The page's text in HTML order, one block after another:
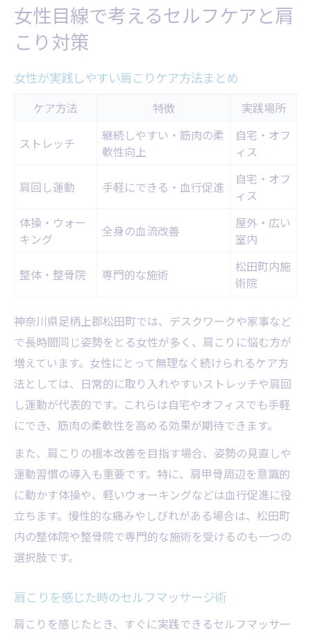
女性目線で考えるセルフケアと肩
こり対策
女性が実践しやすい肩こりケア方法まとめ
ケア方法 特徴 実践場所
ストレッチ
継続しやすい・筋肉の柔
軟性向上
自宅・オフ
ィス
肩回し運動 手軽にできる・血行促進
自宅・オフ
ィス
体操・ウォー
キング
全身の血流改善
屋外・広い
室内
整体・整骨院 専門的な施術
松田町内施
術院
神奈川県足柄上郡松田町では、デスクワークや家事など
で長時間同じ姿勢をとる女性が多く、肩こりに悩む方が
増えています。女性にとって無理なく続けられるケア方
法としては、日常的に取り入れやすいストレッチや肩回
し運動が代表的です。これらは自宅やオフィスでも手軽
にでき、筋肉の柔軟性を高める効果が期待できます。
また、肩こりの根本改善を目指す場合、姿勢の見直しや
運動習慣の導入も重要です。特に、肩甲骨周辺を意識的
に動かす体操や、軽いウォーキングなどは血行促進に役
立ちます。慢性的な痛みやしびれがある場合は、松田町
内の整体院や整骨院で専門的な施術を受けるのも一つの
選択肢です。
肩こりを感じた時のセルフマッサージ術
肩こりを感じたとき、すぐに実践できるセルフマッサー